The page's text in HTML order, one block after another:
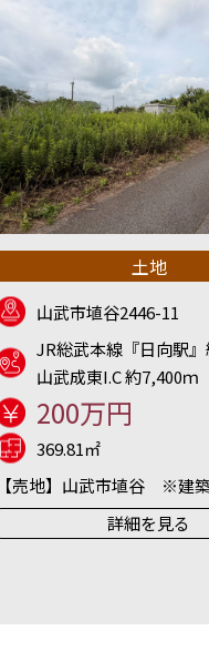
土地
山武市埴谷2446-11
JR総武本線『日向駅
山武成東I.C 約7,400ｍ
200万円
369.81㎡
【売地】山武市埴谷 ※建
詳細を見る